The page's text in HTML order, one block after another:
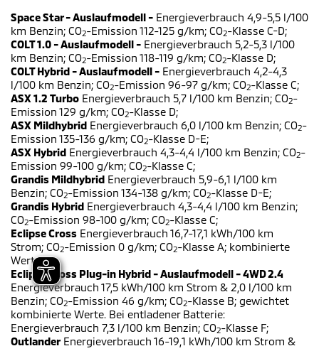
Space Star - Auslaufmodell - Energieverbrauch 4,9-5,5 l/100
km Benzin; CO2-Emission 112-125 g/km; CO2-Klasse C-D;
COLT 1.0 - Auslaufmodell - Energieverbrauch 5,2-5,3 l/100
km Benzin; CO2-Emission 118-119 g/km; CO2-Klasse D;
COLT Hybrid - Auslaufmodell - Energieverbrauch 4,2-4,3
l/100 km Benzin; CO2-Emission 96-97 g/km; CO2-Klasse C;
ASX 1.2 Turbo Energieverbrauch 5,7 l/100 km Benzin; CO2-
Emission 129 g/km; CO2-Klasse D;
ASX Mildhybrid Energieverbrauch 6,0 l/100 km Benzin; CO2-
Emission 135-136 g/km; CO2-Klasse D-E;
ASX Hybrid Energieverbrauch 4,3-4,4 l/100 km Benzin; CO2-
Emission 99-100 g/km; CO2-Klasse C;
Grandis Mildhybrid Energieverbrauch 5,9-6,1 l/100 km
Benzin; CO2-Emission 134-138 g/km; CO2-Klasse D-E;
Grandis Hybrid Energieverbrauch 4,3-4,4 l/100 km Benzin;
CO2-Emission 98-100 g/km; CO2-Klasse C;
Eclipse Cross Energieverbrauch 16,7-17,1 kWh/100 km
Strom; CO2-Emission 0 g/km; CO2-Klasse A; kombinierte
Werte.
Eclipse Cross Plug-in Hybrid - Auslaufmodell - 4WD 2.4
Energieverbrauch 17,5 kWh/100 km Strom & 2,0 l/100 km
Benzin; CO2-Emission 46 g/km; CO2-Klasse B; gewichtet
kombinierte Werte. Bei entladener Batterie:
Energieverbrauch 7,3 l/100 km Benzin; CO2-Klasse F;
Outlander Energieverbrauch 16-19,1 kWh/100 km Strom &